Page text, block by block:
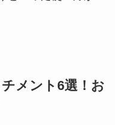
メント6選！お